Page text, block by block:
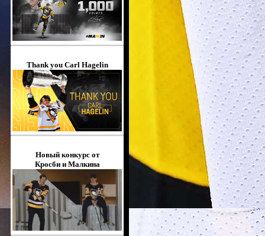
Thank you Carl Hagelin
Новый конкурс от
Кросби и Малкина